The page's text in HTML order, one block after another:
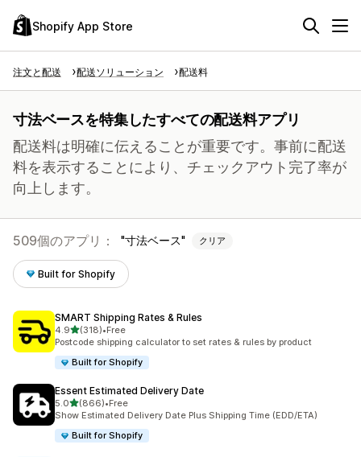
Shopify App Store
注文と配送 配送ソリューション 配送料
寸法ベースを特集したすべての配送料アプリ
配送料は明確に伝えることが重要です。事前に配送
料を表示することにより、チェックアウト完了率が
向上します。
509個のアプリ： 寸法ベース クリア
Built for Shopify
SMART Shipping Rates & Rules
4.95つ星中
(318)
合計レビュー数：318件
•Free
Postcode shipping calculator to set rates & rules by product
Built for Shopify
Essent Estimated Delivery Date
5.05つ星中
(866)
合計レビュー数：866件
•Free
Show Estimated Delivery Date Plus Shipping Time (EDD/ETA)
Built for Shopify